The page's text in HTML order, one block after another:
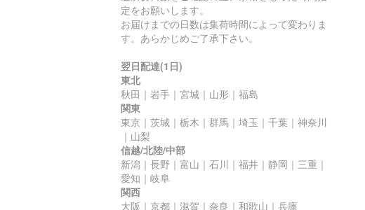
定をお願いします。
お届けまでの日数は集荷時間によって変わりま
す。あらかじめご了承下さい。
翌日配達(1日)
東北
秋田｜岩手｜宮城｜山形｜福島
関東
東京｜茨城｜栃木｜群馬｜埼玉｜千葉｜神奈川
｜山梨
信越/北陸/中部
新潟｜長野｜富山｜石川｜福井｜静岡｜三重｜
愛知｜岐阜
関西
大阪｜京都｜滋賀｜奈良｜和歌山｜兵庫